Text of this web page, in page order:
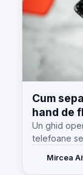
Cum
hand de
Un ghid
telefoane
atelier.
Mircea